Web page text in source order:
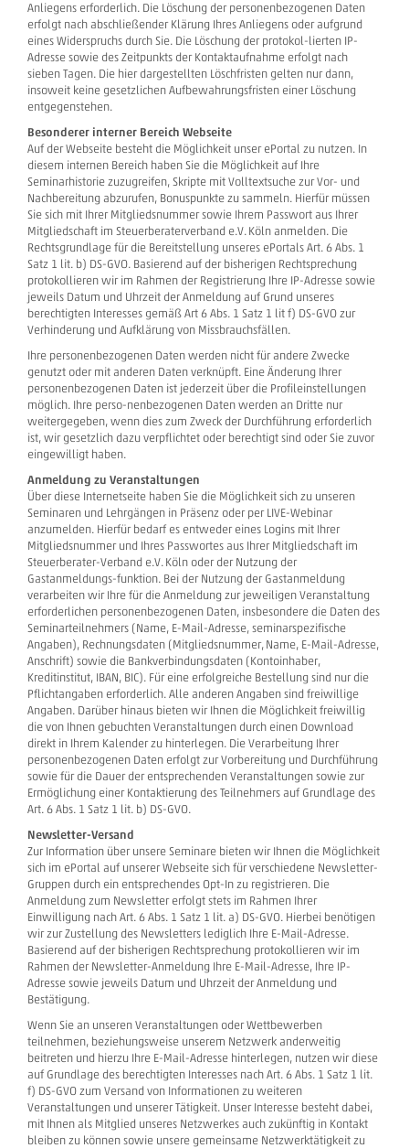
Anliegens erforderlich. Die Löschung der personenbezogenen Daten
erfolgt nach abschließender Klärung Ihres Anliegens oder aufgrund
eines Widerspruchs durch Sie. Die Löschung der protokol-lierten IP-
Adresse sowie des Zeitpunkts der Kontaktaufnahme erfolgt nach
sieben Tagen. Die hier dargestellten Löschfristen gelten nur dann,
insoweit keine gesetzlichen Aufbewahrungsfristen einer Löschung
entgegenstehen.
Besonderer interner Bereich Webseite
Auf der Webseite besteht die Möglichkeit unser ePortal zu nutzen. In
diesem internen Bereich haben Sie die Möglichkeit auf Ihre
Seminarhistorie zuzugreifen, Skripte mit Volltextsuche zur Vor- und
Nachbereitung abzurufen, Bonuspunkte zu sammeln. Hierfür müssen
Sie sich mit Ihrer Mitgliedsnummer sowie Ihrem Passwort aus Ihrer
Mitgliedschaft im Steuerberaterverband e.V. Köln anmelden. Die
Rechtsgrundlage für die Bereitstellung unseres ePortals Art. 6 Abs. 1
Satz 1 lit. b) DS-GVO. Basierend auf der bisherigen Rechtsprechung
protokollieren wir im Rahmen der Registrierung Ihre IP-Adresse sowie
jeweils Datum und Uhrzeit der Anmeldung auf Grund unseres
berechtigten Interesses gemäß Art 6 Abs. 1 Satz 1 lit f) DS-GVO zur
Verhinderung und Aufklärung von Missbrauchsfällen.
Ihre personenbezogenen Daten werden nicht für andere Zwecke
genutzt oder mit anderen Daten verknüpft. Eine Änderung Ihrer
personenbezogenen Daten ist jederzeit über die Profileinstellungen
möglich. Ihre perso-nenbezogenen Daten werden an Dritte nur
weitergegeben, wenn dies zum Zweck der Durchführung erforderlich
ist, wir gesetzlich dazu verpflichtet oder berechtigt sind oder Sie zuvor
eingewilligt haben.
Anmeldung zu Veranstaltungen
Über diese Internetseite haben Sie die Möglichkeit sich zu unseren
Seminaren und Lehrgängen in Präsenz oder per LIVE-Webinar
anzumelden. Hierfür bedarf es entweder eines Logins mit Ihrer
Mitgliedsnummer und Ihres Passwortes aus Ihrer Mitgliedschaft im
Steuerberater-Verband e.V. Köln oder der Nutzung der
Gastanmeldungs-funktion. Bei der Nutzung der Gastanmeldung
verarbeiten wir Ihre für die Anmeldung zur jeweiligen Veranstaltung
erforderlichen personenbezogenen Daten, insbesondere die Daten des
Seminarteilnehmers (Name, E-Mail-Adresse, seminarspezifische
Angaben), Rechnungsdaten (Mitgliedsnummer, Name, E-Mail-Adresse,
Anschrift) sowie die Bankverbindungsdaten (Kontoinhaber,
Kreditinstitut, IBAN, BIC). Für eine erfolgreiche Bestellung sind nur die
Pflichtangaben erforderlich. Alle anderen Angaben sind freiwillige
Angaben. Darüber hinaus bieten wir Ihnen die Möglichkeit freiwillig
die von Ihnen gebuchten Veranstaltungen durch einen Download
direkt in Ihrem Kalender zu hinterlegen. Die Verarbeitung Ihrer
personenbezogenen Daten erfolgt zur Vorbereitung und Durchführung
sowie für die Dauer der entsprechenden Veranstaltungen sowie zur
Ermöglichung einer Kontaktierung des Teilnehmers auf Grundlage des
Art. 6 Abs. 1 Satz 1 lit. b) DS-GVO.
Newsletter-Versand
Zur Information über unsere Seminare bieten wir Ihnen die Möglichkeit
sich im ePortal auf unserer Webseite sich für verschiedene Newsletter-
Gruppen durch ein entsprechendes Opt-In zu registrieren. Die
Anmeldung zum Newsletter erfolgt stets im Rahmen Ihrer
Einwilligung nach Art. 6 Abs. 1 Satz 1 lit. a) DS-GVO. Hierbei benötigen
wir zur Zustellung des Newsletters lediglich Ihre E-Mail-Adresse.
Basierend auf der bisherigen Rechtsprechung protokollieren wir im
Rahmen der Newsletter-Anmeldung Ihre E-Mail-Adresse, Ihre IP-
Adresse sowie jeweils Datum und Uhrzeit der Anmeldung und
Bestätigung.
Wenn Sie an unseren Veranstaltungen oder Wettbewerben
teilnehmen, beziehungsweise unserem Netzwerk anderweitig
beitreten und hierzu Ihre E-Mail-Adresse hinterlegen, nutzen wir diese
auf Grundlage des berechtigten Interesses nach Art. 6 Abs. 1 Satz 1 lit.
f) DS-GVO zum Versand von Informationen zu weiteren
Veranstaltungen und unserer Tätigkeit. Unser Interesse besteht dabei,
mit Ihnen als Mitglied unseres Netzwerkes auch zukünftig in Kontakt
bleiben zu können sowie unsere gemeinsame Netzwerktätigkeit zu